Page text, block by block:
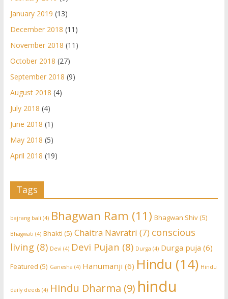
January 2019 (13)
December 2018 (11)
November 2018 (11)
October 2018 (27)
September 2018 (9)
August 2018 (4)
July 2018 (4)
June 2018 (1)
May 2018 (5)
April 2018 (19)
Tags
bajrang bali (4) Bhagwan Ram (11) Bhagwan Shiv(5)
Bhagwati (4) Bhakti (5) Chaitra Navratri (7) conscious
living(8) Devi (4) Devi Pujan (8) Durga (4) Durga puja (6)
Featured (5) Ganesha (4) Hanumanji (6) Hindu (14) Hindu
daily deeds(4) Hindu Dharma (9) hindu